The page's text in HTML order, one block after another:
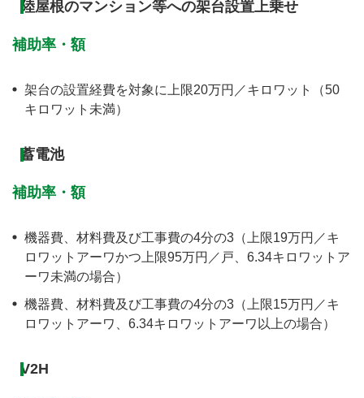
陸屋根のマンション等への架台設置上乗せ
補助率・額
架台の設置経費を対象に上限20万円／キロワット（50
キロワット未満）
蓄電池
補助率・額
機器費、材料費及び工事費の4分の3（上限19万円／キ
ロワットアーワかつ上限95万円／戸、6.34キロワットア
ーワ未満の場合）
機器費、材料費及び工事費の4分の3（上限15万円／キ
ロワットアーワ、6.34キロワットアーワ以上の場合）
V2H